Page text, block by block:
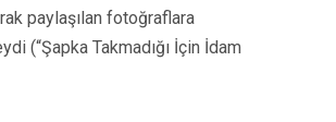
paylaşılan fotoğraflara
(“Şapka Takmadığı İçin İdam